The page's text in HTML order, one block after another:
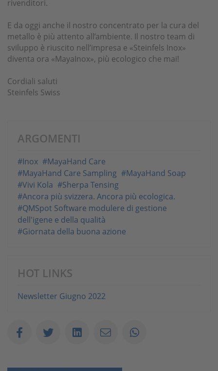
rivenditori.
E da oggi anche il nostro concentrato per la cura del
metallo è più attento all’ambiente. Il nostro team di
sviluppo è riuscito nell’impresa e «Steinfels Inox»
diventa ora «MayaInox», più ecologico che mai!
Cordiali saluti
Steinfels Swiss
ARGOMENTI
#Inox #MayaHand Care
#MayaHand Care Sampling #MayaHand Soap
#Vivi Kola #Sherpa Tensing
#Ancora più svizzera. Ancora più ecologica.
#QMSpot Software modulere di gestione
dell'igene e della qualità
#Giornata della buona azione
HOT LINKS
Newsletter Giugno 2022